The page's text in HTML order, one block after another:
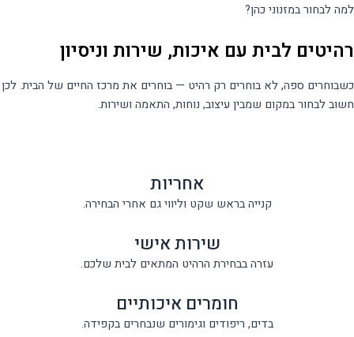
למה לבחור במזנוני כהן?
רהיטים לבית עם איכות, שירות וניסיון
כשבוחרים ספה, לא בוחרים רק רהיט — בוחרים את מרכז החיים של הבית. לכן
חשוב לבחור במקום שמבין עיצוב, נוחות, התאמה ושירות.
אחריות
קנייה בראש שקט וליווי גם אחרי הבחירה.
שירות אישי
עזרה בבחירת הרהיט המתאים לבית שלכם.
חומרים איכותיים
בדים, ריפודים וגימורים שנבחרים בקפידה.